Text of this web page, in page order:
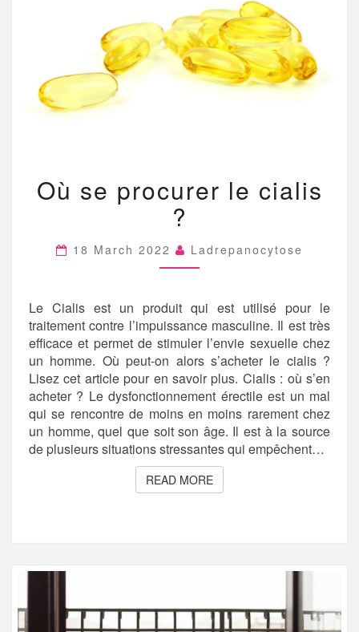
SE
PROCURER
LE
?
Où se procurer le cialis
?
18 March 2022 Ladrepanocytose
Le Cialis est un produit qui est utilisé pour le
traitement contre l’impuissance masculine. Il est très
efficace et permet de stimuler l’envie sexuelle chez
un homme. Où peut-on alors s’acheter le cialis ?
Lisez cet article pour en savoir plus. Cialis : où s’en
acheter ? Le dysfonctionnement érectile est un mal
qui se rencontre de moins en moins rarement chez
un homme, quel que soit son âge. Il est à la source
de plusieurs situations stressantes qui empêchent…
READ MOREREAD MORE